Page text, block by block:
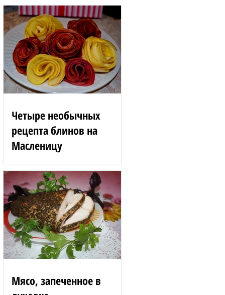
Четыре необычных
рецепта блинов на
Масленицу
Блинные розы 1,5 стакана
муки 200 г вишен 125 мл
сыворотки 100 г сгущенного
молока 2 яйца 3 ст. л.
растительного масла 1 ст. л.
сахара...
Мясо, запеченное в